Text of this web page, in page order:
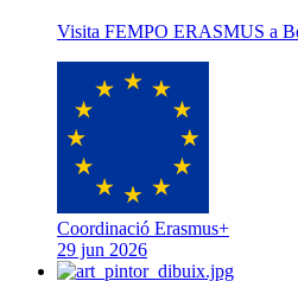
Visita FEMPO ERASMUS a
Coordinació Erasmus+
29 jun 2026